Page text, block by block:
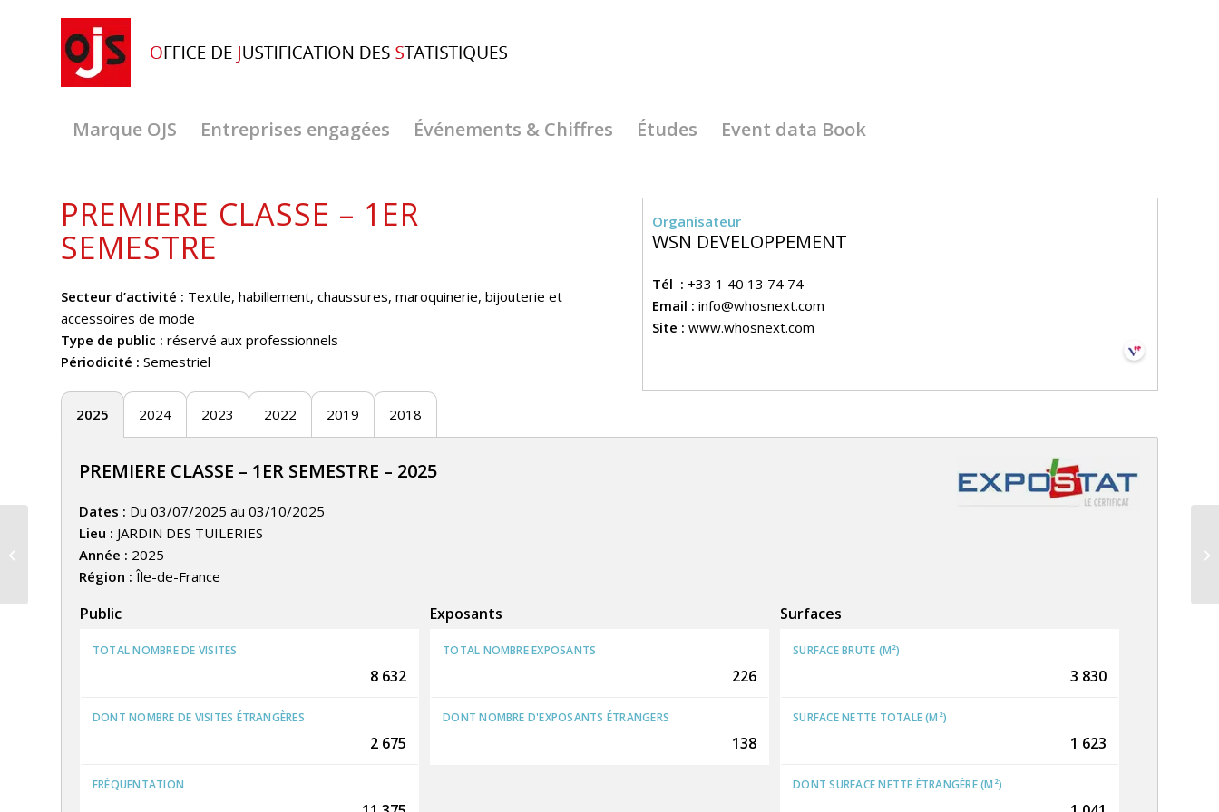
Marque OJS Entreprises engagées Événements & Chiffres Études Event data Book
PREMIERE CLASSE – 1ER
SEMESTRE
Secteur d’activité : Textile, habillement, chaussures, maroquinerie, bijouterie et
accessoires de mode
Type de public : réservé aux professionnels
Périodicité : Semestriel
Organisateur
WSN DEVELOPPEMENT
Tél : +33 1 40 13 74 74
Email : info@whosnext.com
Site : www.whosnext.com
2025 2024 2023 2022 2019 2018
PREMIERE CLASSE – 1ER SEMESTRE – 2025
Dates : Du 03/07/2025 au 03/10/2025
Lieu : JARDIN DES TUILERIES
Année : 2025
Région : Île-de-France
Public
TOTAL NOMBRE DE VISITES
8 632
DONT NOMBRE DE VISITES ÉTRANGÈRES
2 675
FRÉQUENTATION
Exposants
TOTAL NOMBRE EXPOSANTS
226
DONT NOMBRE D'EXPOSANTS ÉTRANGERS
138
Surfaces
SURFACE BRUTE (M²)
3 830
SURFACE NETTE TOTALE (M²)
1 623
DONT SURFACE NETTE ÉTRANGÈRE (M²)
MARIAGE – CHALONS EN
CHAMPAGNE